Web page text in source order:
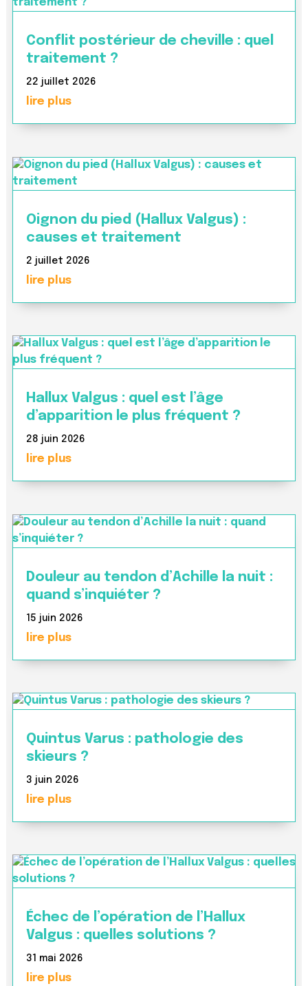
Conflit postérieur de cheville : quel
traitement ?
22 juillet 2026
lire plus
Oignon du pied (Hallux Valgus) :
causes et traitement
2 juillet 2026
lire plus
Hallux Valgus : quel est l’âge
d’apparition le plus fréquent ?
28 juin 2026
lire plus
Douleur au tendon d’Achille la nuit :
quand s’inquiéter ?
15 juin 2026
lire plus
Quintus Varus : pathologie des
skieurs ?
3 juin 2026
lire plus
Échec de l’opération de l’Hallux
Valgus : quelles solutions ?
31 mai 2026
lire plus